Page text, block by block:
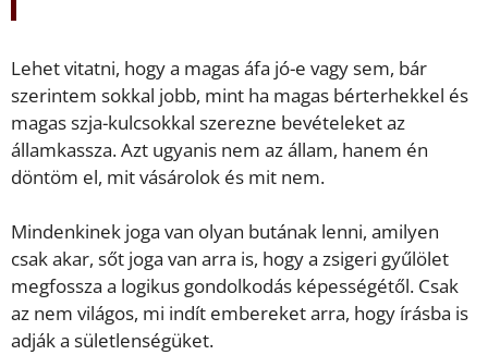
Lehet vitatni, hogy a magas áfa jó-e vagy sem, bár
szerintem sokkal jobb, mint ha magas bérterhekkel és
magas szja-kulcsokkal szerezne bevételeket az
államkassza. Azt ugyanis nem az állam, hanem én
döntöm el, mit vásárolok és mit nem.
Mindenkinek joga van olyan butának lenni, amilyen
csak akar, sőt joga van arra is, hogy a zsigeri gyűlölet
megfossza a logikus gondolkodás képességétől. Csak
az nem világos, mi indít embereket arra, hogy írásba is
adják a sületlenségüket.